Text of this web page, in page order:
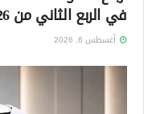
في الربع الثاني من 2026
أغسطس 6, 2026